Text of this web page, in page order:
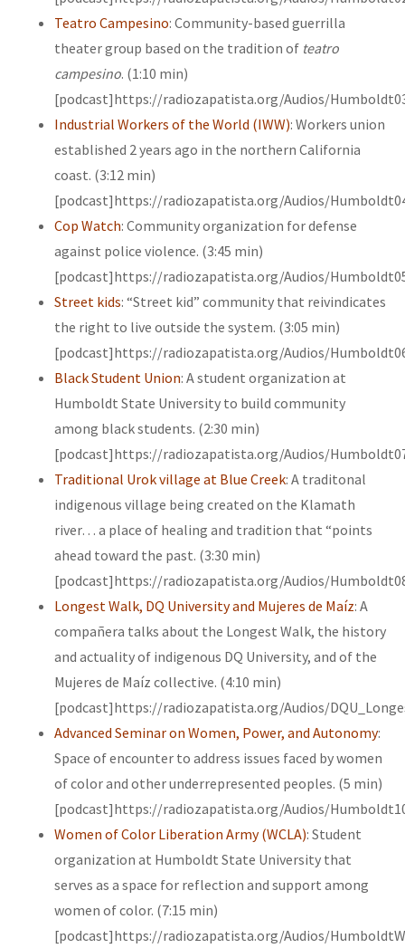
Teatro Campesino: Community-based guerrilla
theater group based on the tradition of teatro
campesino. (1:10 min)
[podcast]https://radiozapatista.org/Audios/
Industrial Workers of the World (IWW): Workers union
established 2 years ago in the northern California
coast. (3:12 min)
[podcast]https://radiozapatista.org/Audios/
Cop Watch: Community organization for defense
against police violence. (3:45 min)
[podcast]https://radiozapatista.org/Audios/
Street kids: “Street kid” community that reivindicates
the right to live outside the system. (3:05 min)
[podcast]https://radiozapatista.org/Audios/
Black Student Union: A student organization at
Humboldt State University to build community
among black students. (2:30 min)
[podcast]https://radiozapatista.org/Audios/
Traditional Urok village at Blue Creek: A traditonal
indigenous village being created on the Klamath
river… a place of healing and tradition that “points
ahead toward the past. (3:30 min)
[podcast]https://radiozapatista.org/Audios/
Longest Walk, DQ University and Mujeres de Maíz: A
compañera talks about the Longest Walk, the history
and actuality of indigenous DQ University, and of the
Mujeres de Maíz collective. (4:10 min)
[podcast]https://radiozapatista.org/Audios/
Advanced Seminar on Women, Power, and Autonomy:
Space of encounter to address issues faced by women
of color and other underrepresented peoples. (5 min)
[podcast]https://radiozapatista.org/Audios/
Women of Color Liberation Army (WCLA): Student
organization at Humboldt State University that
serves as a space for reflection and support among
women of color. (7:15 min)
[podcast]https://radiozapatista.org/Audios/